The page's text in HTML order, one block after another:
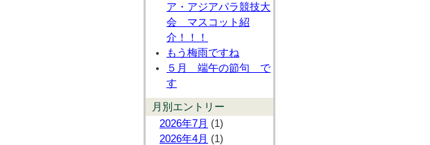
ア・アジアパラ競技大
会 マスコット紹
介！！！
もう梅雨ですね
５月 端午の節句 で
す
月別エントリー
2026年7月 (1)
2026年4月 (1)